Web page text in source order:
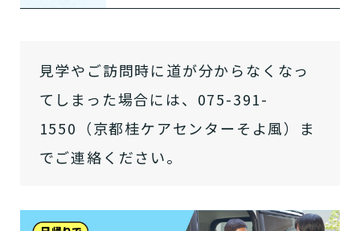
見学やご訪問時に道が分からなくなっ
てしまった場合には、075-391-
1550（京都桂ケアセンターそよ風）ま
でご連絡ください。